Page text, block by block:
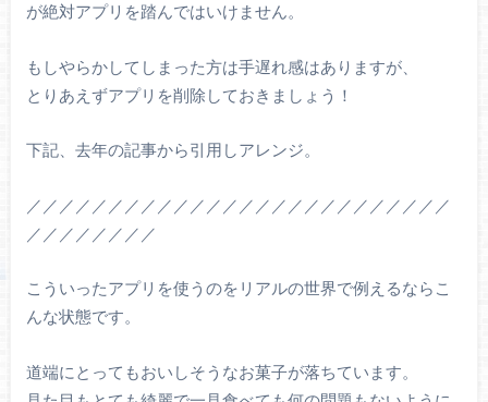
が絶対アプリを踏んではいけません。
もしやらかしてしまった方は手遅れ感はありますが、
とりあえずアプリを削除しておきましょう！
下記、去年の記事から引用しアレンジ。
／／／／／／／／／／／／／／／／／／／／／／／／／／
／／／／／／／／
こういったアプリを使うのをリアルの世界で例えるならこ
んな状態です。
道端にとってもおいしそうなお菓子が落ちています。